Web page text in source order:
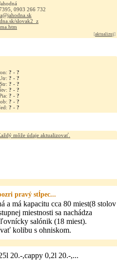
0903 266 732
slovak2_z
[aktualizuj]
? - ?
? - ?
Str: ? - ?
? - ?
? - ?
? - ?
? - ?
môže údaje aktualizovať.
pravý stĺpec...
a má kapacitu cca 80 miest(8 stolov
miestnosti sa nachádza
salónik (18 miest).
kolibu s ohniskom.
20.-,cappy 0,2l 20.-,...